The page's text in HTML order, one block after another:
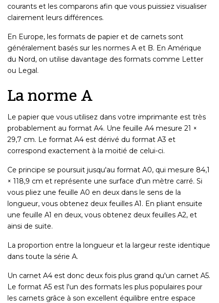
courants et les comparons afin que vous puissiez visualiser
clairement leurs différences.
En Europe, les formats de papier et de carnets sont
généralement basés sur les normes A et B. En Amérique
du Nord, on utilise davantage des formats comme Letter
ou Legal.
La norme A
Le papier que vous utilisez dans votre imprimante est très
probablement au format A4. Une feuille A4 mesure 21 ×
29,7 cm. Le format A4 est dérivé du format A3 et
correspond exactement à la moitié de celui-ci.
Ce principe se poursuit jusqu'au format A0, qui mesure 84,1
× 118,9 cm et représente une surface d'un mètre carré. Si
vous pliez une feuille A0 en deux dans le sens de la
longueur, vous obtenez deux feuilles A1. En pliant ensuite
une feuille A1 en deux, vous obtenez deux feuilles A2, et
ainsi de suite.
La proportion entre la longueur et la largeur reste identique
dans toute la série A.
Un carnet A4 est donc deux fois plus grand qu'un carnet A5.
Le format A5 est l'un des formats les plus populaires pour
les carnets grâce à son excellent équilibre entre espace